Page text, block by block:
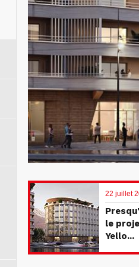
22 juillet
le
Yello...